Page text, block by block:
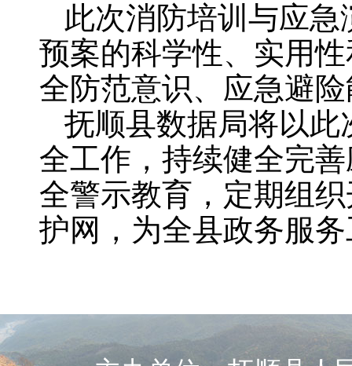
此次消防培训与应
预案的科学性、实用
全防范意识、应急避
抚顺县数据局将以
全工作，持续健全完
全警示教育，定期组
护网，为全县政务服